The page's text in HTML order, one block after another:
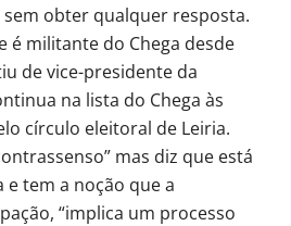
sem obter qualquer resposta.
é militante do Chega desde
de vice-presidente da
na lista do Chega às
círculo eleitoral de Leiria.
mas diz que está
tem a noção que a
“implica um processo